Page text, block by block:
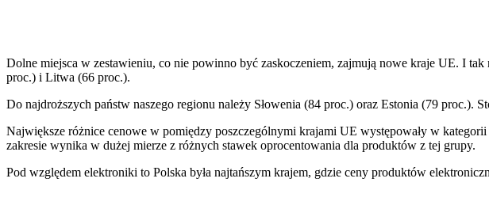
Finanse osobiste
Waluty
Aktualności
Kariera
Praca za granicą
Aktualności
Dolne miejsca w zestawieniu, co nie powinno być zaskoczeniem, zajmują nowe kraje UE. I
proc.) i Litwa (66 proc.).
Do najdroższych państw naszego regionu należy Słowenia (84 proc.) oraz Estonia (79
Największe różnice cenowe w pomiędzy poszczególnymi krajami UE występowały w
zakresie wynika w dużej mierze z różnych stawek oprocentowania dla produktów z tej grupy.
Pod względem elektroniki to Polska była najtańszym krajem, gdzie ceny produktów